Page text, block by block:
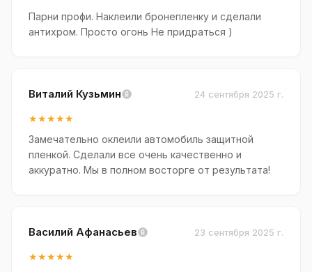
Парни профи. Наклеили бронепленку и сделали
антихром. Просто огонь Не придраться )
Виталий Кузьмин 24 сентября 2025 г.
★★★★★
Замечательно оклеили автомобиль защитной
пленкой. Сделали все очень качественно и
аккуратно. Мы в полном восторге от результата!
Василий Афанасьев 23 сентября 2025 г.
★★★★★